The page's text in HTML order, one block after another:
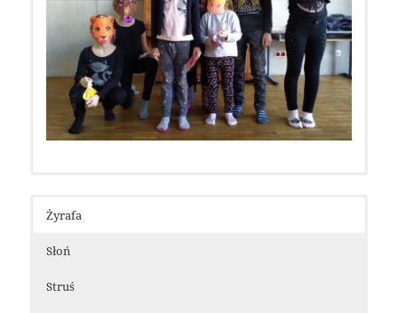
Żyrafa
Słoń
Struś